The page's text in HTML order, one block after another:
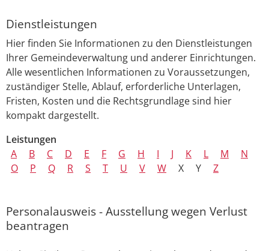
Dienstleistungen
Hier finden Sie Informationen zu den Dienstleistungen
Ihrer Gemeindeverwaltung und anderer Einrichtungen.
Alle wesentlichen Informationen zu Voraussetzungen,
zuständiger Stelle, Ablauf, erforderliche Unterlagen,
Fristen, Kosten und die Rechtsgrundlage sind hier
kompakt dargestellt.
Leistungen
A
B C D E F G H I J K L M
N
O
P Q R S T U V W X Y Z
Personalausweis - Ausstellung wegen Verlust
beantragen